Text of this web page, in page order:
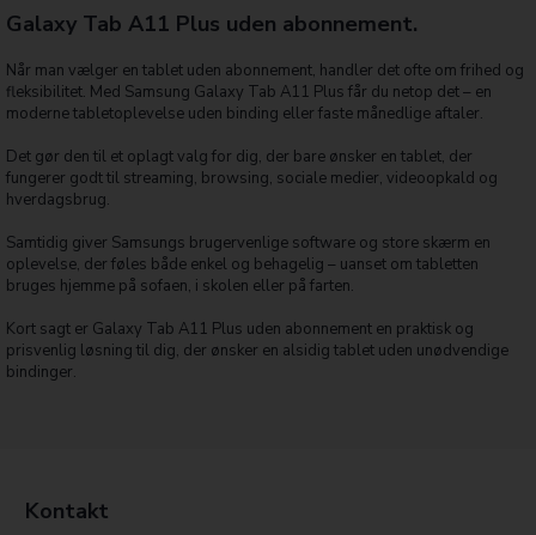
Galaxy Tab A11 Plus uden abonnement.
Når man vælger en tablet uden abonnement, handler det ofte om frihed og
fleksibilitet. Med Samsung Galaxy Tab A11 Plus får du netop det – en
moderne tabletoplevelse uden binding eller faste månedlige aftaler.
Det gør den til et oplagt valg for dig, der bare ønsker en tablet, der
fungerer godt til streaming, browsing, sociale medier, videoopkald og
hverdagsbrug.
Samtidig giver Samsungs brugervenlige software og store skærm en
oplevelse, der føles både enkel og behagelig – uanset om tabletten
bruges hjemme på sofaen, i skolen eller på farten.
Kort sagt er Galaxy Tab A11 Plus uden abonnement en praktisk og
prisvenlig løsning til dig, der ønsker en alsidig tablet uden unødvendige
bindinger.
Kontakt